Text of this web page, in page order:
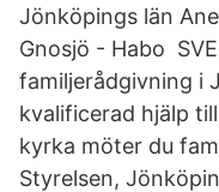
Jönköpings län
Gnosjö - Habo
familjerådgivning i
kvalificerad hjälp
kyrka möter du
Styrelsen,